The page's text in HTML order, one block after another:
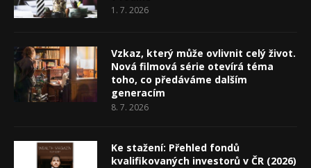
1. 7. 2026
Vzkaz, který může ovlivnit celý život.
Nová filmová série otevírá téma
toho, co předáváme dalším
generacím
8. 7. 2026
Ke stažení: Přehled fondů
kvalifikovaných investorů v ČR (2026)